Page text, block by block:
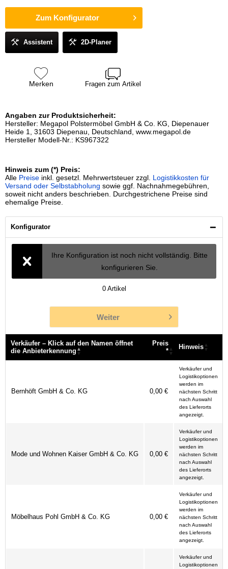
Zum Konfigurator
Assistent 2D-Planer
Merken Fragen zum Artikel
Angaben zur Produktsicherheit:
Hersteller: Megapol Polstermöbel GmbH & Co. KG, Diepenauer
Heide 1, 31603 Diepenau, Deutschland, www.megapol.de
Hersteller Modell-Nr.: KS967322
Hinweis zum (*) Preis:
Alle Preise inkl. gesetzl. Mehrwertsteuer zzgl. Logistikkosten für
Versand oder Selbstabholung sowie ggf. Nachnahmegebühren,
soweit nicht anders beschrieben. Durchgestrichene Preise sind
ehemalige Preise.
Konfigurator
Ihre Konfiguration ist noch nicht vollständig. Bitte
konfigurieren Sie.
0 Artikel
Weiter
Verkäufer – Klick auf den Namen öffnet
die Anbieterkennung
Preis
*
Hinweis
Bernhöft GmbH & Co. KG 0,00 €
Verkäufer und
Logistikoptionen
werden im
nächsten Schritt
nach Auswahl
des Lieferorts
angezeigt.
Mode und Wohnen Kaiser GmbH & Co. KG 0,00 €
Verkäufer und
Logistikoptionen
werden im
nächsten Schritt
nach Auswahl
des Lieferorts
angezeigt.
Möbelhaus Pohl GmbH & Co. KG 0,00 €
Verkäufer und
Logistikoptionen
werden im
nächsten Schritt
nach Auswahl
des Lieferorts
angezeigt.
Verkäufer und
Logistikoptionen